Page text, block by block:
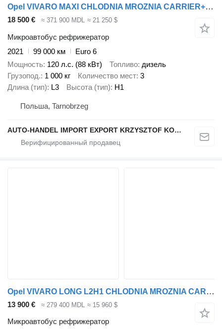
Opel VIVARO MAXI CHLODNIA MROZNIA CARRIER+230V KLIMA EURO6 L3H1
18 500 € ≈ 371 900 MDL ≈ 21 250 $
Микроавтобус рефрижератор
2021
99 000 км
Euro 6
Мощность 120 л.с. (88 кВт) Топливо дизель
Грузопод. 1 000 кг Количество мест 3
Длина (тип) L3 Высота (тип) H1
Польша, Tarnobrzeg
AUTO-HANDEL IMPORT EXPORT KRZYSZTOF KONEFAŁ
Opel VIVARO LONG L2H1 CHLODNIA MROZNIA CARRIER+230V KLIMA EURO6
13 900 € ≈ 279 400 MDL ≈ 15 960 $
Микроавтобус рефрижератор